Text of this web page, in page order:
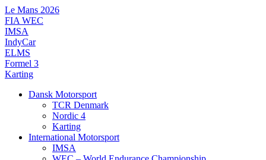
Videre
til
indhold
Le Mans 2026
FIA WEC
IMSA
IndyCar
ELMS
Formel 3
Karting
Dansk Motorsport
TCR Denmark
Nordic 4
Karting
International Motorsport
IMSA